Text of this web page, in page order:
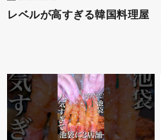
レベルが高すぎる韓国料理屋